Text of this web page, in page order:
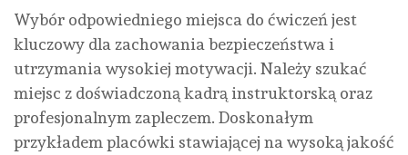
Wybór odpowiedniego miejsca do ćwiczeń jest
kluczowy dla zachowania bezpieczeństwa i
utrzymania wysokiej motywacji. Należy szukać
miejsc z doświadczoną kadrą instruktorską oraz
profesjonalnym zapleczem. Doskonałym
przykładem placówki stawiającej na wysoką jakość